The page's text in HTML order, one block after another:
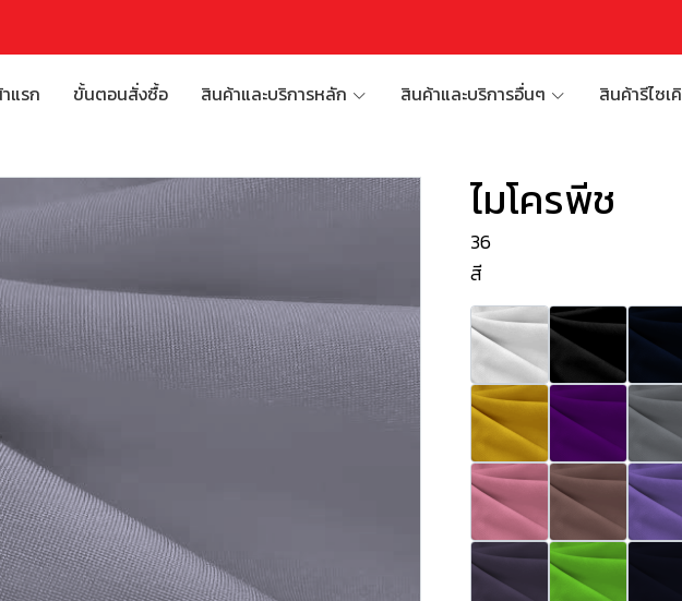
แรก ขั้นตอนสั่งซื้อ สินค้าและบริการหลัก สินค้าและบริการอื่นๆ สินค้ารีไซเ
ไมโครพีช
36
สี